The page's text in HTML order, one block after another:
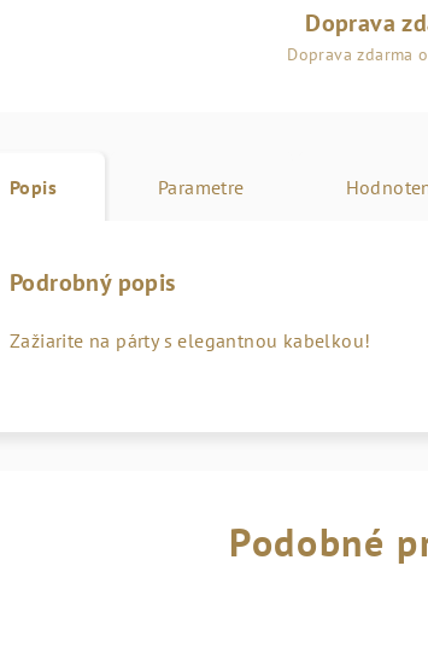
Doprava
Doprava zdarma
Popis Parametre
Podrobný popis
Zažiarite na párty s elegantnou kabelkou!
Podobné